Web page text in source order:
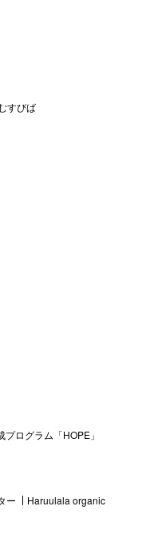
すびば
ログラム「HOPE」
ー
Haruulala organic